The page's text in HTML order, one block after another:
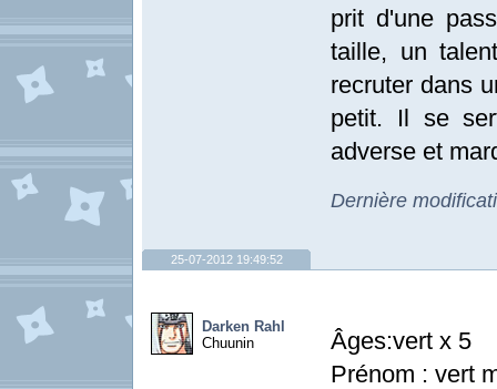
prit d'une
taille, un
recruter dans
petit. Il se
adverse et
Dernière
25-07-2012 19:49:52
Darken Rahl
Chuunin
Âges:vert x 5
Prénom : vert